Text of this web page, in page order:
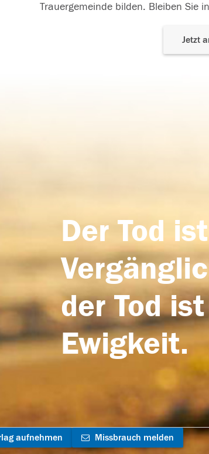
Trauergemeinde bilden. Bleiben Sie
Jetzt
Der Tod
der Tod
Ewigkeit.
aufnehmen Missbrauch melden